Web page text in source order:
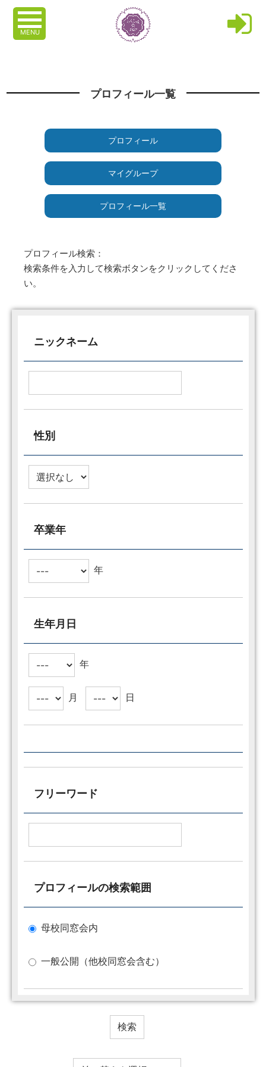
MENU
プロフィール一覧
プロフィール
マイグループ
プロフィール一覧
プロフィール検索：
検索条件を入力して検索ボタンをクリックしてくださ
い。
ニックネーム
性別
卒業年
年
生年月日
年
月 日
フリーワード
プロフィールの検索範囲
母校同窓会内
一般公開（他校同窓会含む）